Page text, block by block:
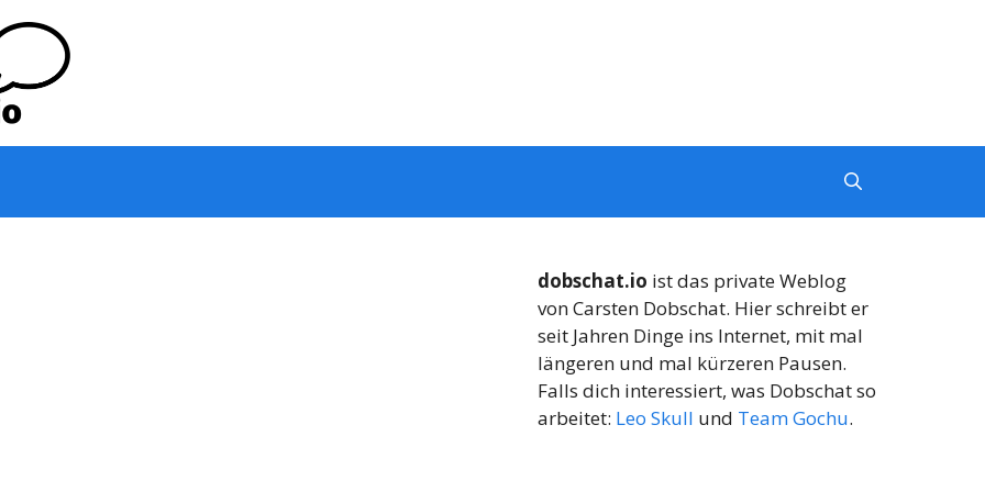
dobschat.io ist das private Weblog
von Carsten Dobschat. Hier schreibt er
seit Jahren Dinge ins Internet, mit mal
längeren und mal kürzeren Pausen.
Falls dich interessiert, was Dobschat so
arbeitet: Leo Skull und Team Gochu.